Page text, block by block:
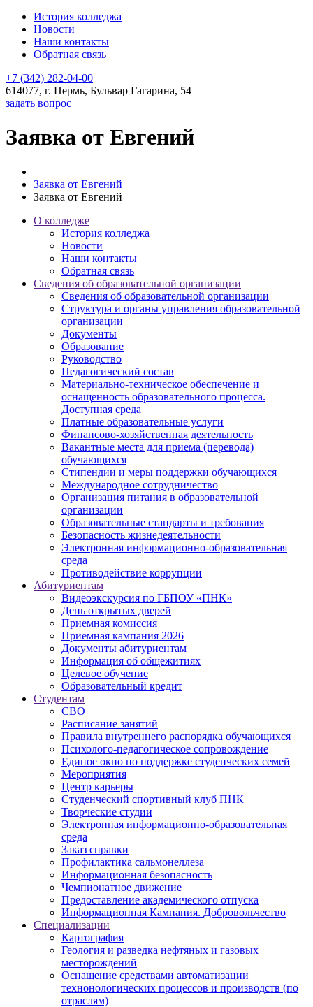
История колледжа
Новости
Наши контакты
Обратная связь
+7 (342) 282-04-00
614077, г. Пермь, Бульвар Гагарина, 54
задать вопрос
Заявка от Евгений
Заявка от Евгений
Заявка от Евгений
О колледже
История колледжа
Новости
Наши контакты
Обратная связь
Сведения об образовательной организации
Сведения об образовательной организации
Структура и органы управления образовательной
организации
Документы
Образование
Руководство
Педагогический состав
Материально-техническое обеспечение и
оснащенность образовательного процесса.
Доступная среда
Платные образовательные услуги
Финансово-хозяйственная деятельность
Вакантные места для приема (перевода)
обучающихся
Стипендии и меры поддержки обучающихся
Международное сотрудничество
Организация питания в образовательной
организации
Образовательные стандарты и требования
Безопасность жизнедеятельности
Электронная информационно-образовательная
среда
Противодействие коррупции
Абитуриентам
Видеоэкскурсия по ГБПОУ «ПНК»
День открытых дверей
Приемная комиссия
Приемная кампания 2026
Дoкументы абитуриентам
Информация об общежитиях
Целевое обучение
Образовательный кредит
Студентам
СВО
Расписание занятий
Правила внутреннего распорядка обучающихся
Психолого-педагогическое сопровождение
Единое окно по поддержке студенческих семей
Мероприятия
Центр карьеры
Студенческий спортивный клуб ПНК
Творческие студии
Электронная информационно-образовательная
среда
Заказ справки
Профилактика сальмонеллеза
Информационная безопасность
Чемпионатное движение
Предоставление академического отпуска
Информационная Кампания. Добровольчество
Специализации
Картография
Геология и разведка нефтяных и газовых
месторождений
Оснащение средствами автоматизации
технонологических процессов и производств (по
отраслям)